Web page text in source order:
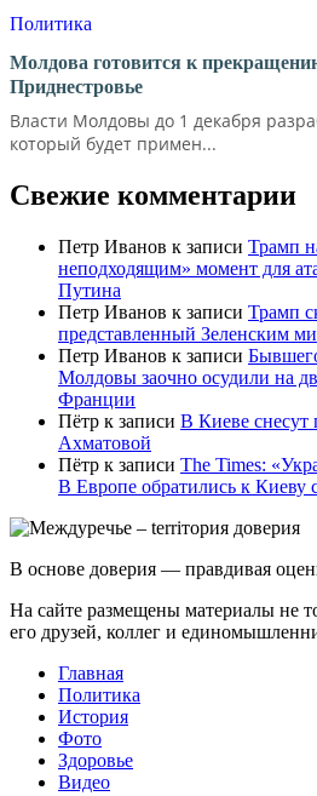
Политика
Молдова готовится к
Приднестровье
Власти Молдовы до 1 декабря
который будет примен...
Свежие комментарии
Петр Иванов к записи Трамп
неподходящим» момент для
Путина
Петр Иванов к записи Трамп
представленный Зеленским
Петр Иванов к записи
Молдовы заочно осудили на
Франции
Пётр к записи В Киеве снесут
Ахматовой
Пётр к записи Тhe Times:
В Европе обратились к Киеву
В основе доверия — правдивая
На сайте размещены материалы не
его друзей, коллег и
Главная
Политика
История
Фото
Здоровье
Видео